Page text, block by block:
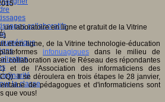
collaboratifs
la classe
et en ligne, de la Vitrine technologie-éducation
infonuagiques dans le milieu de
collaboration avec le Réseau des répondantes
et de l'Association des informaticiens des
Il se déroulera en trois étapes le 28 janvier,
de pédagogues et d'informaticiens sont
que vous!